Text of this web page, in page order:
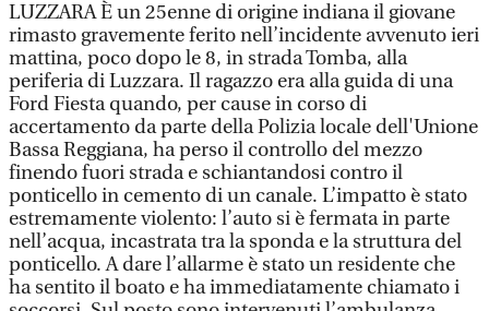
LUZZARA È un 25enne di origine indiana il giovane
rimasto gravemente ferito nell’incidente avvenuto ieri
mattina, poco dopo le 8, in strada Tomba, alla
periferia di Luzzara. Il ragazzo era alla guida di una
Ford Fiesta quando, per cause in corso di
accertamento da parte della Polizia locale dell'Unione
Bassa Reggiana, ha perso il controllo del mezzo
finendo fuori strada e schiantandosi contro il
ponticello in cemento di un canale. L’impatto è stato
estremamente violento: l’auto si è fermata in parte
nell’acqua, incastrata tra la sponda e la struttura del
ponticello. A dare l’allarme è stato un residente che
ha sentito il boato e ha immediatamente chiamato i